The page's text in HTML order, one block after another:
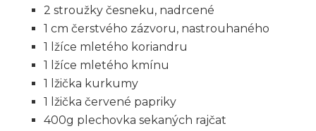
2 stroužky česneku, nadrcené
1 cm čerstvého zázvoru, nastrouhaného
1 lžíce mletého koriandru
1 lžíce mletého kmínu
1 lžička kurkumy
1 lžička červené papriky
400g plechovka sekaných rajčat